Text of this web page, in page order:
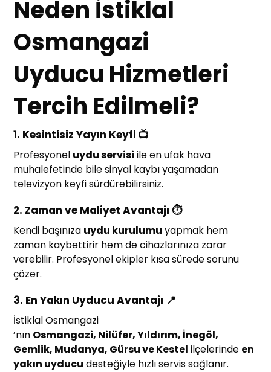
Neden İstiklal
Osmangazi
Uyducu Hizmetleri
Tercih Edilmeli?
1. Kesintisiz Yayın Keyfi 📺
Profesyonel uydu servisi ile en ufak hava
muhalefetinde bile sinyal kaybı yaşamadan
televizyon keyfi sürdürebilirsiniz.
2. Zaman ve Maliyet Avantajı ⏱️
Kendi başınıza uydu kurulumu yapmak hem
zaman kaybettirir hem de cihazlarınıza zarar
verebilir. Profesyonel ekipler kısa sürede sorunu
çözer.
3. En Yakın Uyducu Avantajı 📍
İstiklal Osmangazi
’nın Osmangazi, Nilüfer, Yıldırım, İnegöl,
Gemlik, Mudanya, Gürsu ve Kestel ilçelerinde en
yakın uyducu desteğiyle hızlı servis sağlanır.